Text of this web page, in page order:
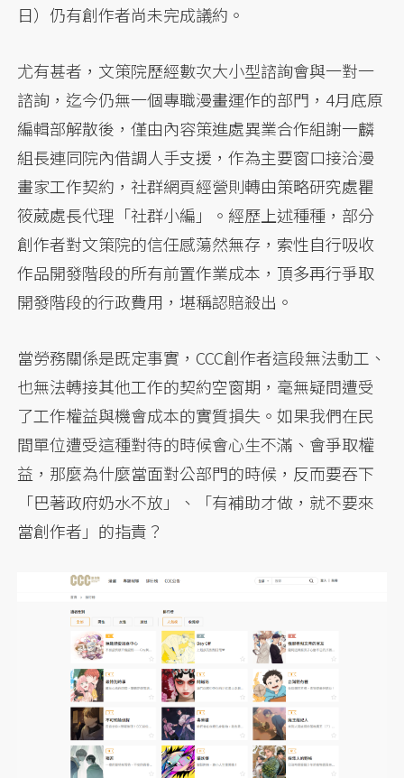
日）仍有創作者尚未完成議約。
尤有甚者，文策院歷經數次大小型諮詢會與一對一
諮詢，迄今仍無一個專職漫畫運作的部門，4月底原
編輯部解散後，僅由內容策進處異業合作組謝一麟
組長連同院內借調人手支援，作為主要窗口接洽漫
畫家工作契約，社群網頁經營則轉由策略研究處瞿
筱葳處長代理「社群小編」。經歷上述種種，部分
創作者對文策院的信任感蕩然無存，索性自行吸收
作品開發階段的所有前置作業成本，頂多再行爭取
開發階段的行政費用，堪稱認賠殺出。
當勞務關係是既定事實，CCC創作者這段無法動工、
也無法轉接其他工作的契約空窗期，毫無疑問遭受
了工作權益與機會成本的實質損失。如果我們在民
間單位遭受這種對待的時候會心生不滿、會爭取權
益，那麼為什麼當面對公部門的時候，反而要吞下
「巴著政府奶水不放」、「有補助才做，就不要來
當創作者」的指責？